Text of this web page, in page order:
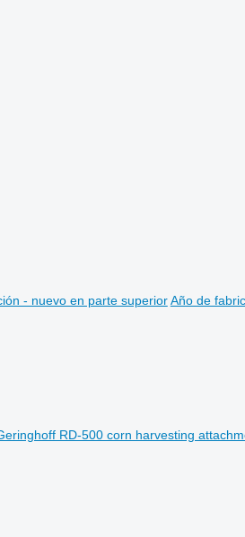
- nuevo en parte superior Año de
RD-500 corn harvesting